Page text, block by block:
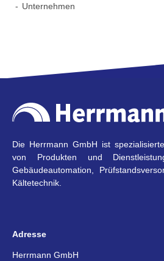
Unternehmen
Die Herrmann GmbH ist
von Produkten und
Gebäudeautomation,
Kältetechnik.
Adresse
Herrmann GmbH